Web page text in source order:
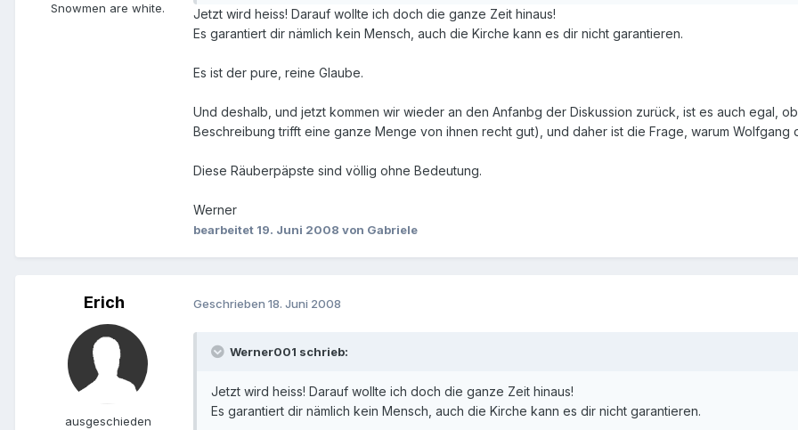
Snowmen are white.
Jetzt wird heiss! Darauf wollte ich doch die ganze Zeit hinaus!
Es garantiert dir nämlich kein Mensch, auch die Kirche kann es dir nicht garantieren.
Es ist der pure, reine Glaube.
Und deshalb, und jetzt kommen wir wieder an den Anfanbg der Diskussion zurück, ist es auch egal,
Beschreibung trifft eine ganze Menge von ihnen recht gut), und daher ist die Frage, warum Wolfgang
Diese Räuberpäpste sind völlig ohne Bedeutung.
Werner
bearbeitet 19. Juni 2008 von Gabriele
Erich
ausgeschieden
Geschrieben 18. Juni 2008
Werner001 schrieb:
Jetzt wird heiss! Darauf wollte ich doch die ganze Zeit hinaus!
Es garantiert dir nämlich kein Mensch, auch die Kirche kann es dir nicht garantieren.